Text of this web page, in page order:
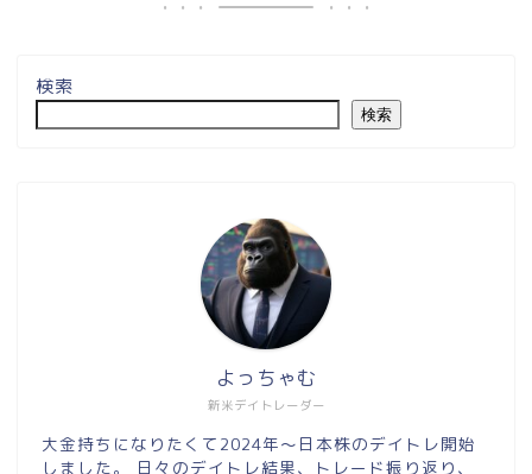
検索
検索
新米デイトレーダー
よっちゃむ
大金持ちになりたくて2024年～日本株のデイトレ開始
しました。 日々のデイトレ結果、トレード振り返り、